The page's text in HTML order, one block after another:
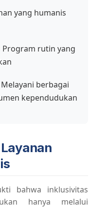
yang humanis
Program rutin yang
Melayani berbagai
kependudukan
bahwa inklusivitas
hanya melalui